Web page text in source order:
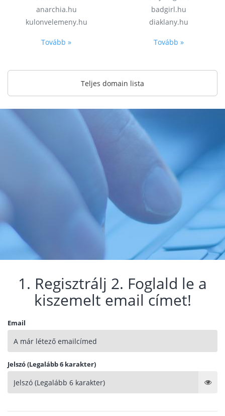
anarchia.hu
kulonvelemeny.hu
Tovább »
badgirl.hu
diaklany.hu
Tovább »
Teljes domain lista
1. Regisztrálj 2. Foglald le a
kiszemelt email címet!
Email
Jelszó (Legalább 6 karakter)